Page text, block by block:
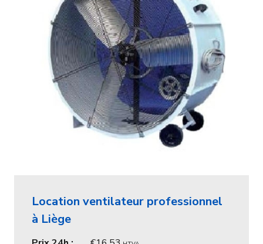
Location ventilateur professionnel
à Liège